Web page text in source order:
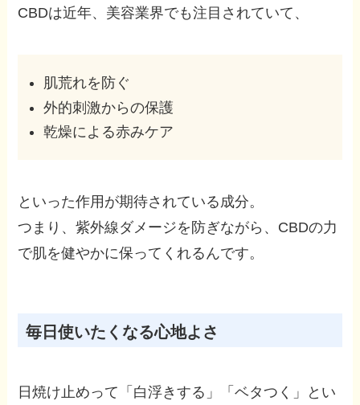
CBDは近年、美容業界でも注目されていて、
肌荒れを防ぐ
外的刺激からの保護
乾燥による赤みケア
といった作用が期待されている成分。
つまり、紫外線ダメージを防ぎながら、CBDの力
で肌を健やかに保ってくれるんです。
毎日使いたくなる心地よさ
日焼け止めって「白浮きする」「ベタつく」とい